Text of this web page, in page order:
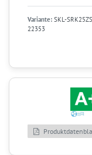
Variante: SKL-
22353